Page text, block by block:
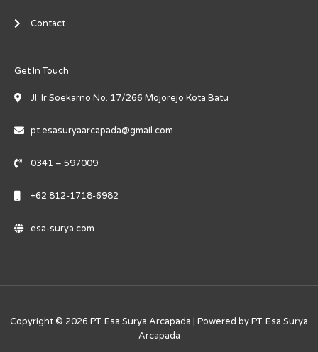
Contact
Get In Touch
Jl. Ir Soekarno No. 17/266 Mojorejo Kota Batu
pt.esasuryaarcapada@gmail.com
0341 – 597009
+62 812-1718-6982
esa-surya.com
Copyright © 2026 PT. Esa Surya Arcapada | Powered by PT. Esa Surya
Arcapada